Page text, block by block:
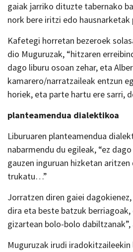
gaiak jarriko dituzte tabernako
nork bere iritzi edo
Kafetegi horretan bezeroek
dio Muguruzak, “hitzaren
dago liburu osoan zehar, eta
kamarero/narratzaileak entzun
horiek, eta parte hartu ere sarri,
planteamendua dialektikoa
Liburuaren planteamendua
nabarmendu du egileak, “ez
gauzen inguruan hizketan
trukatu…”
Jorratzen diren gaiei
dira eta beste batzuk berriagoak,
gizartean bolo-bolo
Muguruzak irudi